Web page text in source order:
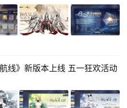
线》新版本上线 五一狂欢活动